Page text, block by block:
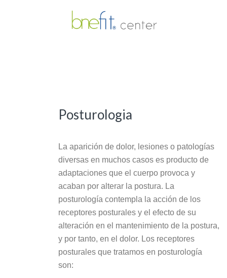
Posturologia
La aparición de dolor, lesiones o patologías
diversas en muchos casos es producto de
adaptaciones que el cuerpo provoca y
acaban por alterar la postura. La
posturología contempla la acción de los
receptores posturales y el efecto de su
alteración en el mantenimiento de la postura,
y por tanto, en el dolor. Los receptores
posturales que tratamos en posturología
son: